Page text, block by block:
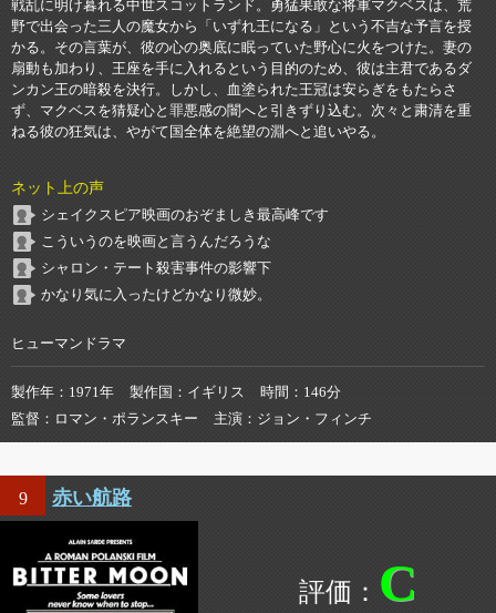
戦乱に明け暮れる中世スコットランド。勇猛果敢な将軍マクベスは、荒
野で出会った三人の魔女から「いずれ王になる」という不吉な予言を授
かる。その言葉が、彼の心の奥底に眠っていた野心に火をつけた。妻の
扇動も加わり、王座を手に入れるという目的のため、彼は主君であるダ
ンカン王の暗殺を決行。しかし、血塗られた王冠は安らぎをもたらさ
ず、マクベスを猜疑心と罪悪感の闇へと引きずり込む。次々と粛清を重
ねる彼の狂気は、やがて国全体を絶望の淵へと追いやる。
ネット上の声
シェイクスピア映画のおぞましき最高峰です
こういうのを映画と言うんだろうな
シャロン・テート殺害事件の影響下
かなり気に入ったけどかなり微妙。
ヒューマンドラマ
製作年 1971年 製作国 イギリス 時間
146分
監督
ロマン・ポランスキー 主演 ジョン・フィンチ
9 赤い航路
C